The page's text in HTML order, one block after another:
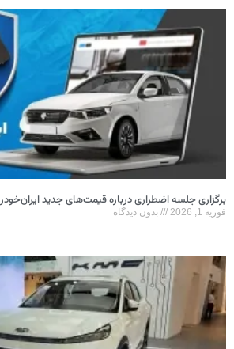
برگزاری جلسه اضطراری درباره قیمت‌های جدید ایران‌خودرو
فوریه 1, 2026 بدون دیدگاه